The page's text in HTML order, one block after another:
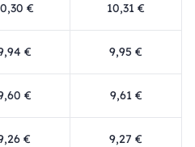
€ 10,31 €
€ 9,95 €
€ 9,61 €
€ 9,27 €